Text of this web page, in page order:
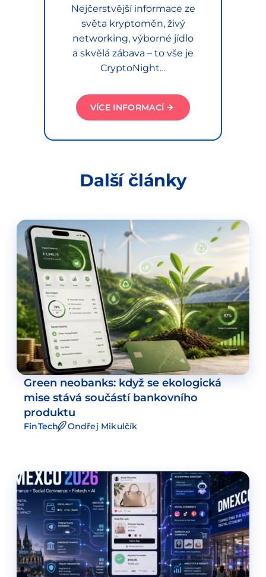
Nejčerstvější informace ze
světa kryptoměn, živý
networking, výborné jídlo
a skvělá zábava – to vše je
CryptoNight…
VÍCE INFORMACÍ
Další články
Green neobanks: když se ekologická
mise stává součástí bankovního
produktu
FinTech Ondřej Mikulčík